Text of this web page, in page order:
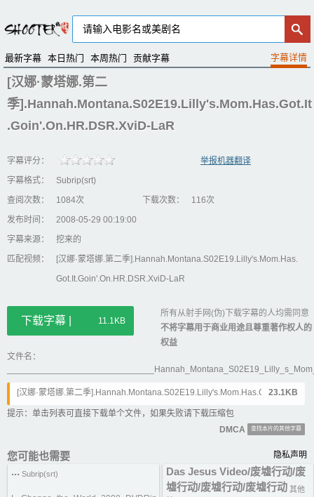
最新字幕 本日热门 本周热门 贡献字幕
[汉娜·蒙塔娜.第二
季].Hannah.Montana.S02E19.Lilly's.Mom.Has.Got.It
.Goin'.On.HR.DSR.XviD-LaR
字幕评分：
举报机器翻译
字幕格式：
Subrip(srt)
查阅次数：
1084次 下载次数：
116次
发布时间：
2008-05-29 00:19:00
字幕来源：
挖来的
匹配视频：
[汉娜·蒙塔娜.第二季].Hannah.Montana.S02E19.Lilly's.Mom.Has.
Got.It.Goin'.On.HR.DSR.XviD-LaR
下载字幕 | 11.1KB
所有从射手网(伪)下载字幕的人均需同意
不将字幕用于商业用途且尊重著作权人的
权益
文件名：
[汉娜·蒙塔娜.第二季].Hannah.Montana.S02E19.Lilly's.Mom.Has.Got.It.Goi
n'.On.HR.DSR.XviD-LaR.srt
23.1KB
提示：单击列表可直接下载单个文件，如果失败请下载压缩包
DMCA
查找本片的其他字幕
您可能也需要 隐私声明
... Subrip(srt)
Das Jesus Video/废墟行动/废
墟行动/废墟行动/废墟行动 其他